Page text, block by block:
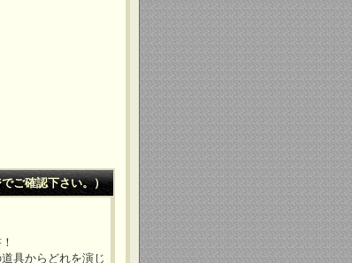
ご確認下さい。）
具からどれを演じ